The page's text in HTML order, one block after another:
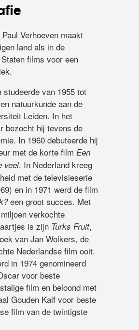
Verhoeven maakt
land als in de
films voor een
studeerde van 1955 tot
natuurkunde aan de
Leiden. In het
bezocht hij tevens de
In 1960 debuteerde hij
met de korte film Een
veel. In Nederland kreeg
met de televisieserie
en in 1971 werd de film
een groot succes. Met
verkochte
is zijn Turks Fruit,
van Jan Wolkers, de
Nederlandse film ooit.
in 1974 genomineerd
voor beste
film en beloond met
Gouden Kalf voor beste
film van de twintigste